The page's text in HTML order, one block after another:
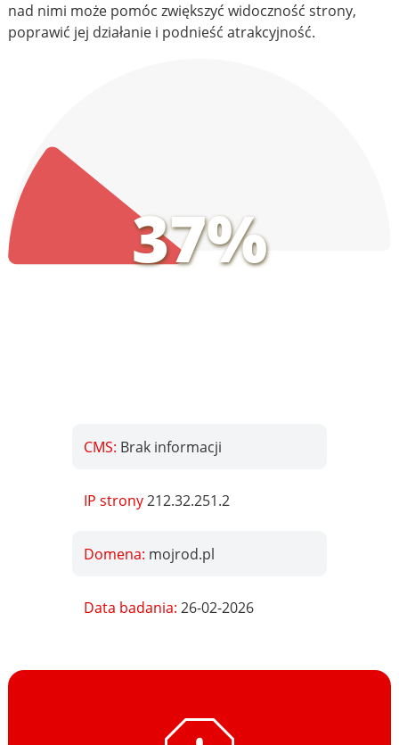
nad nimi może pomóc zwiększyć widoczność strony,
poprawić jej działanie i podnieść atrakcyjność.
37%
CMS: Brak informacji
IP strony212.32.251.2
Domena: mojrod.pl
Data badania:26-02-2026